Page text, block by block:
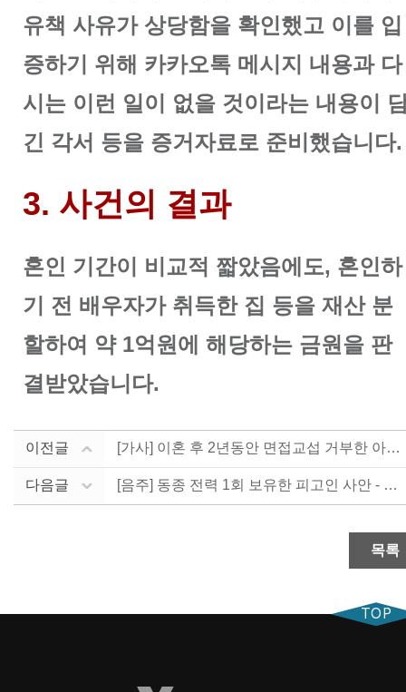
유책 사유가 상당함을 확인했고 이를 입
증하기 위해 카카오톡 메시지 내용과 다
시는 이런 일이 없을 것이라는 내용이
긴 각서 등을 증거자료로 준비했습니다.
3. 사건의 결과
혼인 기간이 비교적 짧았음에도, 혼인하
기 전 배우자가 취득한 집 등을 재산 분
할하여 약 1억원에 해당하는 금원을 판
결받았습니다.
이전글 [가사] 이혼 후 2년동안 면접교섭 거부한 아내에게 이....
다음글 [음주] 동종 전력 1회 보유한 피고인 사안 - 약식명....
목록
TOP